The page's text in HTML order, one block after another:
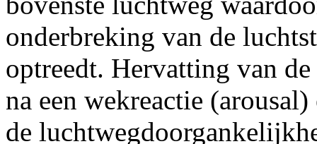
onderbreking van de
optreedt. Hervatting van
na een wekreactie
de